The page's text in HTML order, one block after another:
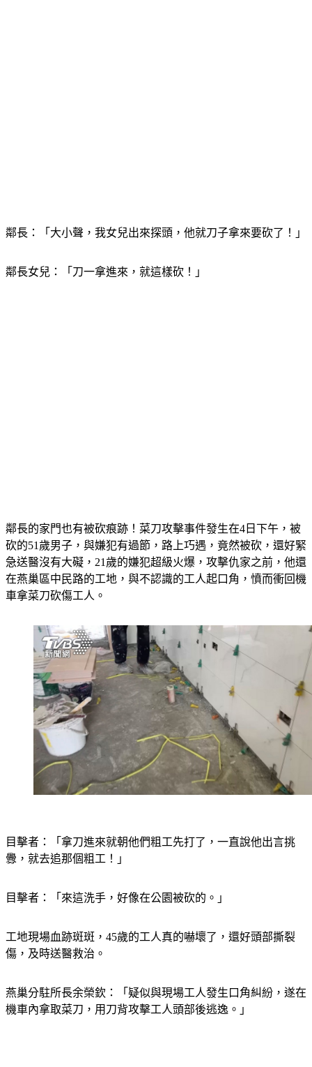
鄰長：「大小聲，我女兒出來探頭，他就刀子拿來要砍了！」
鄰長女兒：「刀一拿進來，就這樣砍！」
鄰長的家門也有被砍痕跡！菜刀攻擊事件發生在4日下午，被
砍的51歲男子，與嫌犯有過節，路上巧遇，竟然被砍，還好緊
急送醫沒有大礙，21歲的嫌犯超級火爆，攻擊仇家之前，他還
在燕巢區中民路的工地，與不認識的工人起口角，憤而衝回機
車拿菜刀砍傷工人。
目擊者：「拿刀進來就朝他們粗工先打了，一直說他出言挑
釁，就去追那個粗工！」
目擊者：「來這洗手，好像在公園被砍的。」
工地現場血跡斑斑，45歲的工人真的嚇壞了，還好頭部撕裂
傷，及時送醫救治。
燕巢分駐所長余榮欽：「疑似與現場工人發生口角糾紛，遂在
機車內拿取菜刀，用刀背攻擊工人頭部後逃逸。」